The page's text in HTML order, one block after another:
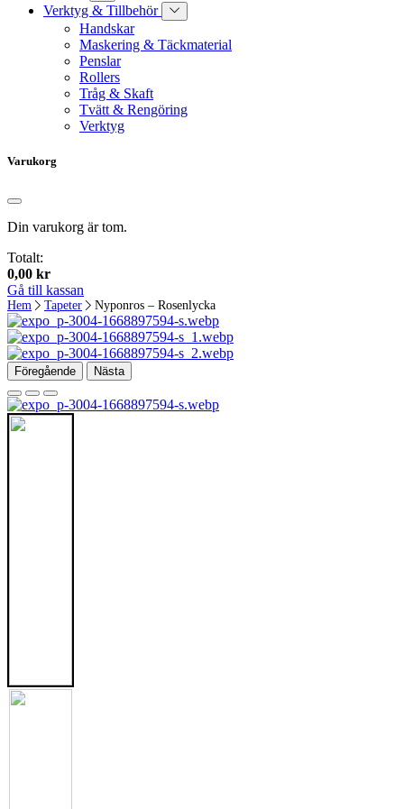
Verktyg & Tillbehör
Handskar
Maskering & Täckmaterial
Penslar
Rollers
Tråg & Skaft
Tvätt & Rengöring
Verktyg
Varukorg
Din varukorg är tom.
Totalt:
0,00 kr
Gå till kassan
Hem Tapeter Nyponros – Rosenlycka
Föregående Nästa